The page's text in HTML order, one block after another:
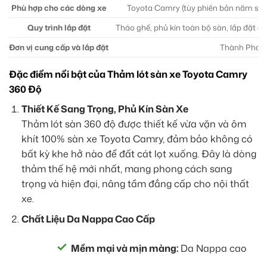
Phù hợp cho các dòng xe
Toyota Camry (tùy phiên bản năm sản
Quy trình lắp đặt
Tháo ghế, phủ kín toàn bộ sàn, lắp đặt
Đơn vị cung cấp và lắp đặt
Thành Phát
Đặc điểm nổi bật của Thảm lót sàn xe Toyota Camry
360 Độ
Thiết Kế Sang Trọng, Phủ Kín Sàn Xe
Thảm lót sàn 360 độ được thiết kế vừa vặn và ôm
khít 100% sàn xe Toyota Camry, đảm bảo không có
bất kỳ khe hở nào để đất cát lọt xuống. Đây là dòng
thảm thế hệ mới nhất, mang phong cách sang
trọng và hiện đại, nâng tầm đẳng cấp cho nội thất
xe.
Chất Liệu Da Nappa Cao Cấp
Mềm mại và mịn màng:Da Nappa cao